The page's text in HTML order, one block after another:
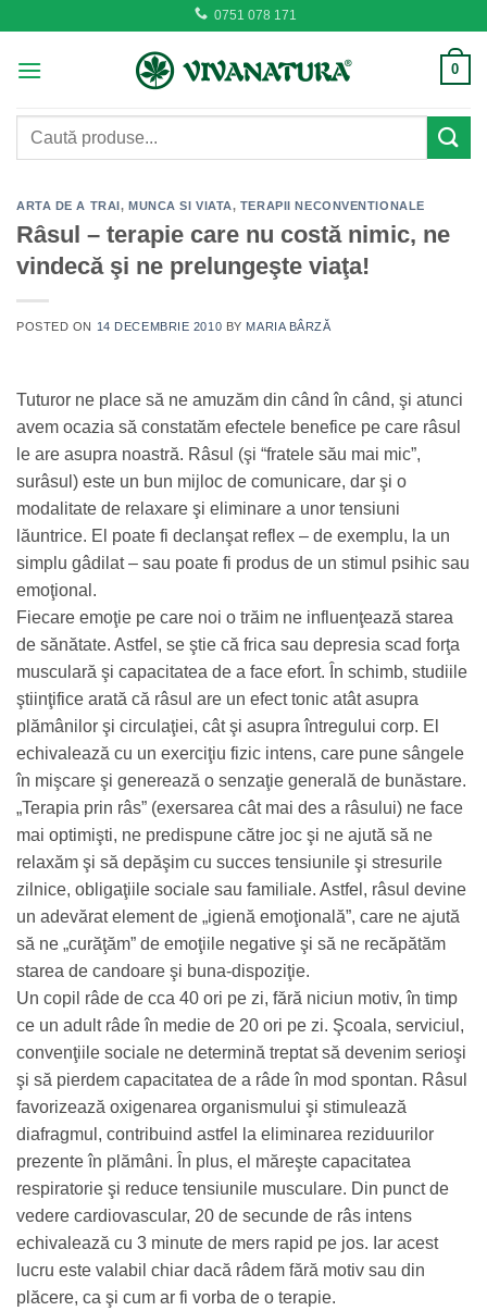
content
0751 078 171
0
Caută
ARTA DE A TRAI, MUNCA SI VIATA, TERAPII NECONVENTIONALE
Râsul – terapie care nu costă nimic, ne
vindecă şi ne prelungeşte viaţa!
POSTED ON 14 DECEMBRIE 2010 BY MARIA BÂRZĂ
Tuturor ne place să ne amuzăm din când în când, şi atunci
avem ocazia să constatăm efectele benefice pe care râsul
le are asupra noastră. Râsul (şi “fratele său mai mic”,
surâsul) este un bun mijloc de comunicare, dar şi o
modalitate de relaxare şi eliminare a unor tensiuni
lăuntrice. El poate fi declanşat reflex – de exemplu, la un
simplu gâdilat – sau poate fi produs de un stimul psihic sau
emoţional.
Fiecare emoţie pe care noi o trăim ne influenţează starea
de sănătate. Astfel, se ştie că frica sau depresia scad forţa
musculară şi capacitatea de a face efort. În schimb, studiile
ştiinţifice arată că râsul are un efect tonic atât asupra
plămânilor şi circulaţiei, cât şi asupra întregului corp. El
echivalează cu un exerciţiu fizic intens, care pune sângele
în mişcare şi generează o senzaţie generală de bunăstare.
„Terapia prin râs” (exersarea cât mai des a râsului) ne face
mai optimişti, ne predispune către joc şi ne ajută să ne
relaxăm şi să depăşim cu succes tensiunile şi stresurile
zilnice, obligaţiile sociale sau familiale. Astfel, râsul devine
un adevărat element de „igienă emoţională”, care ne ajută
să ne „curăţăm” de emoţiile negative şi să ne recăpătăm
starea de candoare şi buna-dispoziţie.
Un copil râde de cca 40 ori pe zi, fără niciun motiv, în timp
ce un adult râde în medie de 20 ori pe zi. Şcoala, serviciul,
convenţiile sociale ne determină treptat să devenim serioşi
şi să pierdem capacitatea de a râde în mod spontan. Râsul
favorizează oxigenarea organismului şi stimulează
diafragmul, contribuind astfel la eliminarea reziduurilor
prezente în plămâni. În plus, el măreşte capacitatea
respiratorie şi reduce tensiunile musculare. Din punct de
vedere cardiovascular, 20 de secunde de râs intens
echivalează cu 3 minute de mers rapid pe jos. Iar acest
lucru este valabil chiar dacă râdem fără motiv sau din
plăcere, ca şi cum ar fi vorba de o terapie.